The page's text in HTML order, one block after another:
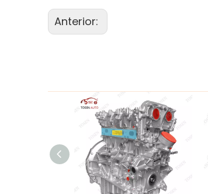
Anterior: